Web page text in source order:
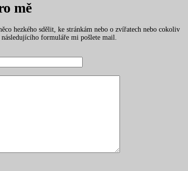
mě
hezkého sdělit, ke stránkám nebo o zvířatech nebo cokoliv
formuláře mi pošlete mail.